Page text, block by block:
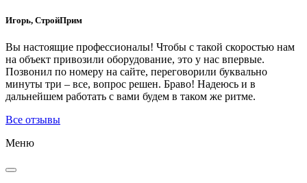
Игорь, СтройПрим
Вы настоящие профессионалы! Чтобы с такой скоростью нам
на объект привозили оборудование, это у нас впервые.
Позвонил по номеру на сайте, переговорили буквально
минуты три – все, вопрос решен. Браво! Надеюсь и в
дальнейшем работать с вами будем в таком же ритме.
Все отзывы
Меню